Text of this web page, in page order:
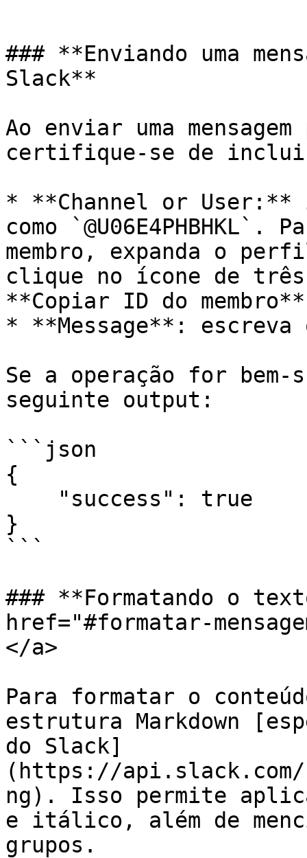
### **Enviando uma
Slack**
Ao enviar uma
certifique-se de
* **Channel or User:**
como
membro, expanda o
clique no ícone de três
**Copiar ID do
* **Message**: escreva
Se a operação for bem-
seguinte output:
```json
{
}
```
### **Formatando o
href="#formatar-
</a>
Para formatar o
estrutura Markdown
do Slack]
(https://
ng). Isso permite
e itálico, além de
grupos.